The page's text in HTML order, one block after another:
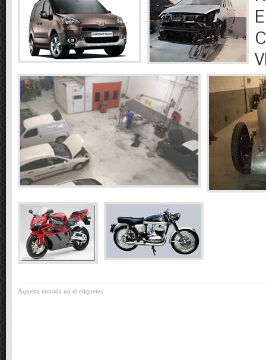
Aquesta entrada no té etiquetes